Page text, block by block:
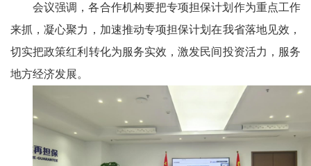
会议强调，各合作机构要把专项担保计划作为重点工作
来抓，凝心聚力，加速推动专项担保计划在我省落地见效，
切实把政策红利转化为服务实效，激发民间投资活力，服务
地方经济发展。